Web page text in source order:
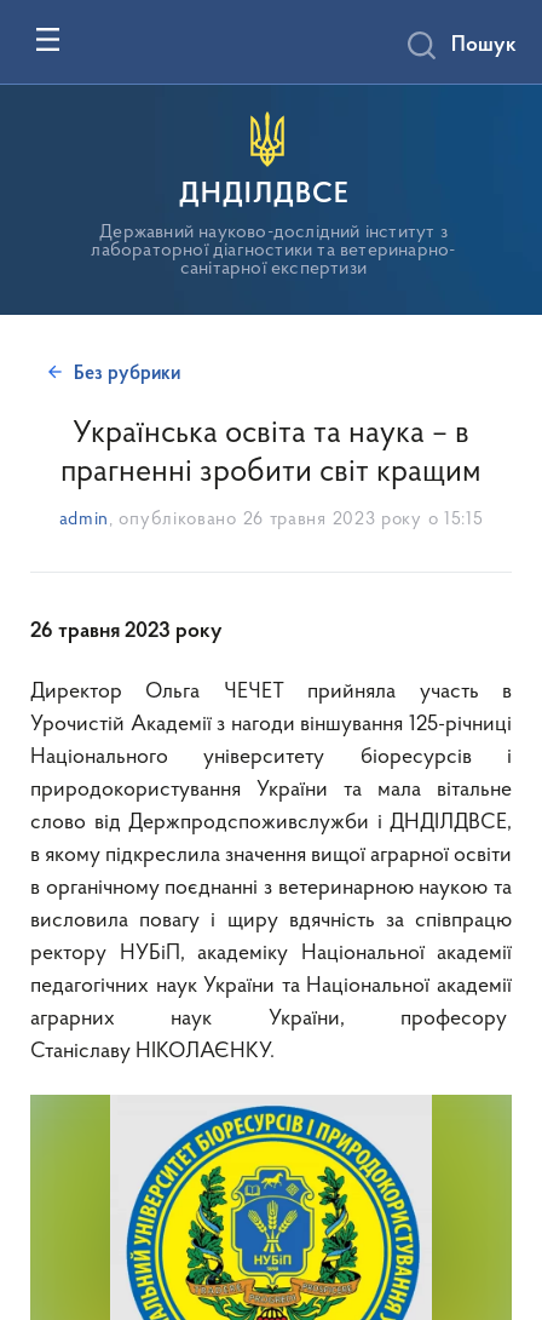
ДНДІЛДВСЕ
Державний науково-дослідний інститут з
лабораторної діагностики та ветеринарно-
санітарної експертизи
Пошук
Без рубрики
Українська освіта та наука – в
прагненні зробити світ кращим
admin , опубліковано 26 травня 2023 року о 15:15
26 травня 2023 року
Директор Ольга ЧЕЧЕТ прийняла участь в
Урочистій Академії з нагоди віншування 125-річниці
Національного університету біоресурсів і
природокористування України та мала вітальне
слово від Держпродспоживслужби і ДНДІЛДВСЕ,
в якому підкреслила значення вищої аграрної освіти
в органічному поєднанні з ветеринарною наукою та
висловила повагу і щиру вдячність за співпрацю
ректору НУБіП, академіку Національної академії
педагогічних наук України та Національної академії
аграрних наук України, професору
Станіславу НІКОЛАЄНКУ.